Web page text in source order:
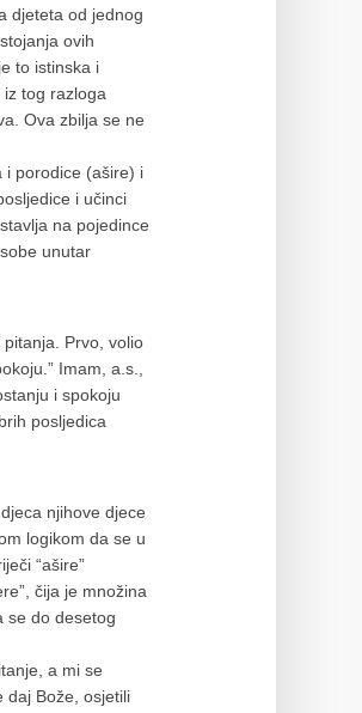
djeteta od jednog
ovih
to istinska i
tog razloga
Ova zbilja se ne
i porodice (ašire) i
i učinci
na pojedince
unutar
Prvo, volio
Imam, a.s.,
i spokoju
posljedica
njihove djece
logikom da se u
“ašire”
čija je množina
se do desetog
a mi se
daj Bože, osjetili